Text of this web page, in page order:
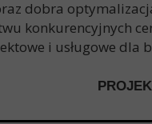
dobra
konkurencyjnych
i usługowe dla